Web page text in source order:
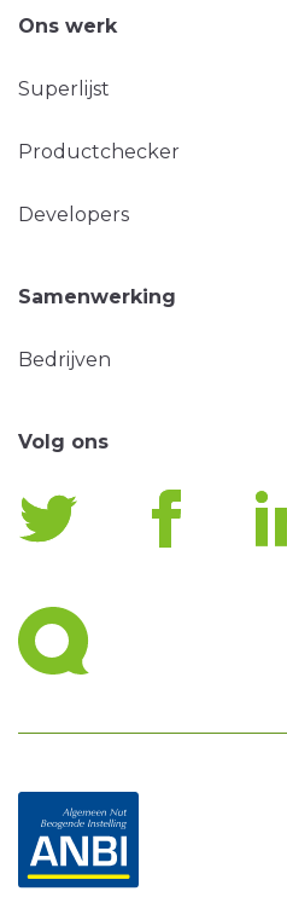
Ons werk
Superlijst
Productchecker
Developers
Samenwerking
Bedrijven
Volg ons